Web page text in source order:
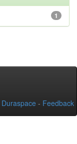
1
Duraspace - Feedback